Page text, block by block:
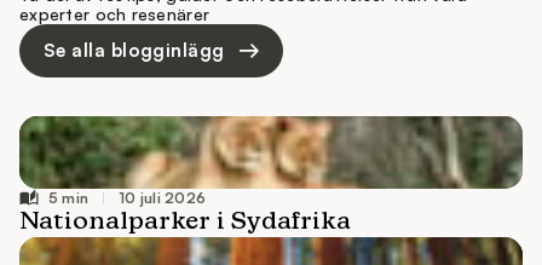
experter och resenärer
Se alla blogginlägg
10 juli 2026